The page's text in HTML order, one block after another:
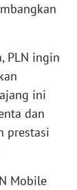
PLN ingin
ini
dan
prestasi
Mobile